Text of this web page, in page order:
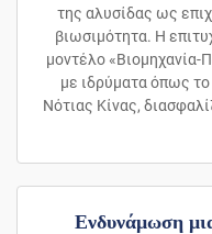
της αλυσίδας ως
βιωσιμότητα. Η
μοντέλο «Βιομηχανία-
με ιδρύματα όπως το
Νότιας Κίνας,
Ενδυνάμωση